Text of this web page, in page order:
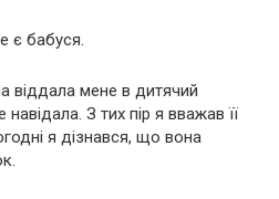
є бабуся.
віддала мене в дитячий
З тих пір я вважав її
я дізнався, що вона